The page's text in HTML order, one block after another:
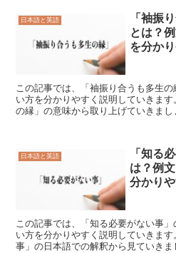
日本語と英語
「袖振
とは？
を分か
この記事では、「袖振り合うも多生
い方を分かりやすく説明していきま
の縁」の意味から取り上げていきま
日本語と英語
「知る
は？例
分かり
この記事では、「知る必要がない事
い方を分かりやすく説明していきま
事」の日本語での解釈から見ていき